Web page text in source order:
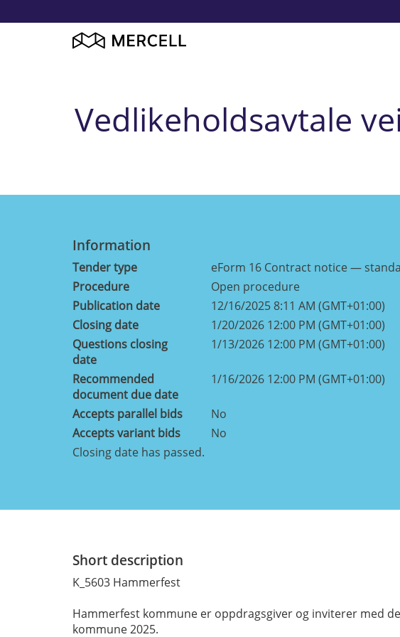
Vedlikeholdsavtale
Information
Tender type
eForm 16 Contract notice —
Procedure
Open procedure
Publication date
12/16/2025 8:11 AM (GMT+01:00)
Closing date
1/20/2026 12:00 PM (GMT+01:00)
Questions closing
date
1/13/2026 12:00 PM (GMT+01:00)
Recommended
document due date
1/16/2026 12:00 PM (GMT+01:00)
Accepts parallel bids
No
Accepts variant bids
No
Closing date has passed.
Short description
K_5603 Hammerfest
Hammerfest kommune er oppdragsgiver og inviterer med
kommune 2025.